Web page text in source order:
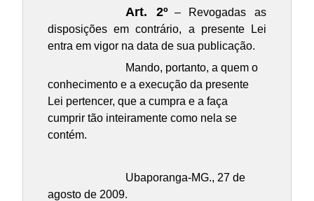
Art. 2º– Revogadas as
disposições em contrário, a presente Lei
entra em vigor na data de sua publicação.
Mando, portanto, a quem o
conhecimento e a execução da presente
Lei pertencer, que a cumpra e a faça
cumprir tão inteiramente como nela se
contém.
Ubaporanga-MG., 27 de
agosto de 2009.